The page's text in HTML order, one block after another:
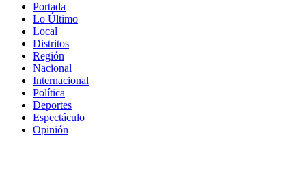
Portada
Lo Último
Local
Distritos
Región
Nacional
Internacional
Política
Deportes
Espectáculo
Opinión